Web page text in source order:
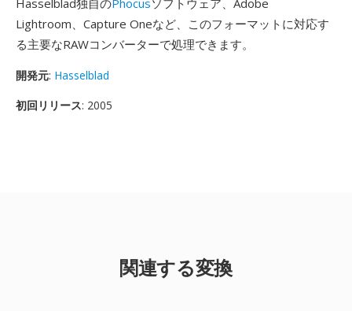
Hasselblad独自のPhocusソフトウェア、Adobe
Lightroom、Capture Oneなど、このフォーマットに対応す
る主要なRAWコンバーターで処理できます。
開発元: Hasselblad
初回リリース: 2005
関連する変換